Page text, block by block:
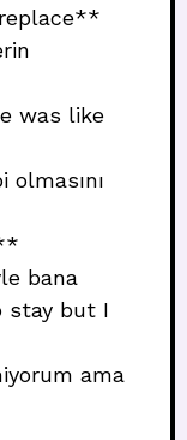
was like
bana
stay but I
ama